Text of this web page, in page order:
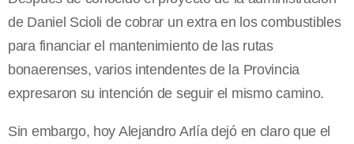
de Daniel Scioli de cobrar un extra en los combustibles
para financiar el mantenimiento de las rutas
bonaerenses, varios intendentes de la Provincia
expresaron su intención de seguir el mismo camino.
Sin embargo, hoy Alejandro Arlía dejó en claro que el